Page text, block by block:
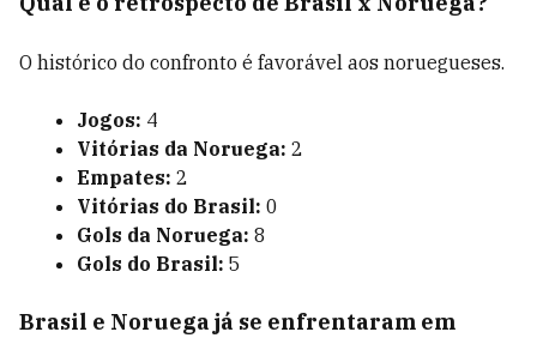
O histórico do confronto é favorável aos noruegueses.
Jogos: 4
Vitórias da Noruega: 2
Empates: 2
Vitórias do Brasil: 0
Gols da Noruega: 8
Gols do Brasil: 5
Brasil e Noruega já se enfrentaram em